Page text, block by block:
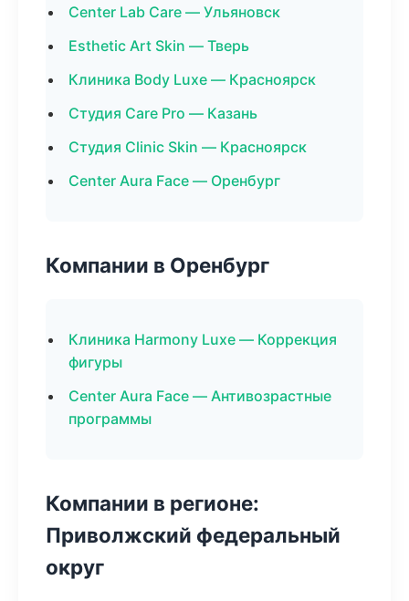
Center Lab Care — Ульяновск
Esthetic Art Skin — Тверь
Клиника Body Luxe — Красноярск
Студия Care Pro — Казань
Студия Clinic Skin — Красноярск
Center Aura Face — Оренбург
Компании в Оренбург
Клиника Harmony Luxe — Коррекция
фигуры
Center Aura Face — Антивозрастные
программы
Компании в регионе:
Приволжский федеральный
округ